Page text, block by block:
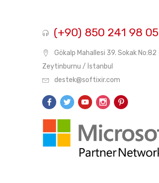
(+90) 850 241 98 05
Gökalp Mahallesi 39. Sokak No:82
Zeytinburnu / İstanbul
destek@softixir.com